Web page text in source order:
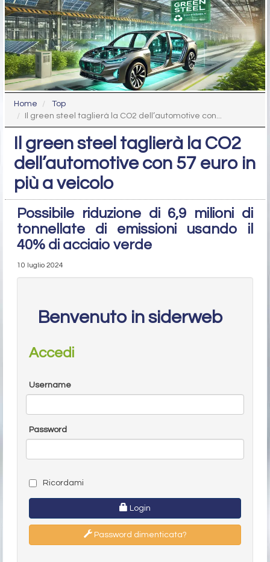
Home
Top
Il green steel taglierà la CO2 dell’automotive con...
Il green steel taglierà la CO2
dell’automotive con 57 euro in
più a veicolo
Possibile riduzione di 6,9 milioni di
tonnellate di emissioni usando il
40% di acciaio verde
10 luglio 2024
Benvenuto in siderweb
Accedi
Username
Password
Ricordami
Login
Password dimenticata?